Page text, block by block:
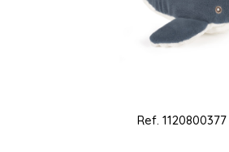
Ref. 1120800377